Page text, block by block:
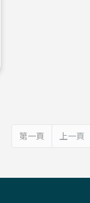
第一頁 上一頁